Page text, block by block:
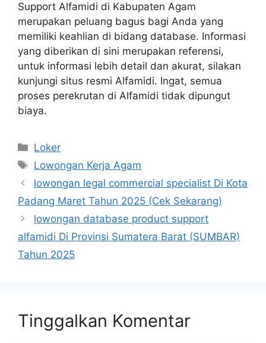
Support Alfamidi di Kabupaten Agam
merupakan peluang bagus bagi Anda yang
memiliki keahlian di bidang database. Informasi
yang diberikan di sini merupakan referensi,
untuk informasi lebih detail dan akurat, silakan
kunjungi situs resmi Alfamidi. Ingat, semua
proses perekrutan di Alfamidi tidak dipungut
biaya.
Kategori
Loker
Tag
Lowongan Kerja Agam
lowongan legal commercial specialist Di Kota
Padang Maret Tahun 2025 (Cek Sekarang)
lowongan database product support
alfamidi Di Provinsi Sumatera Barat (SUMBAR)
Tahun 2025
Tinggalkan Komentar